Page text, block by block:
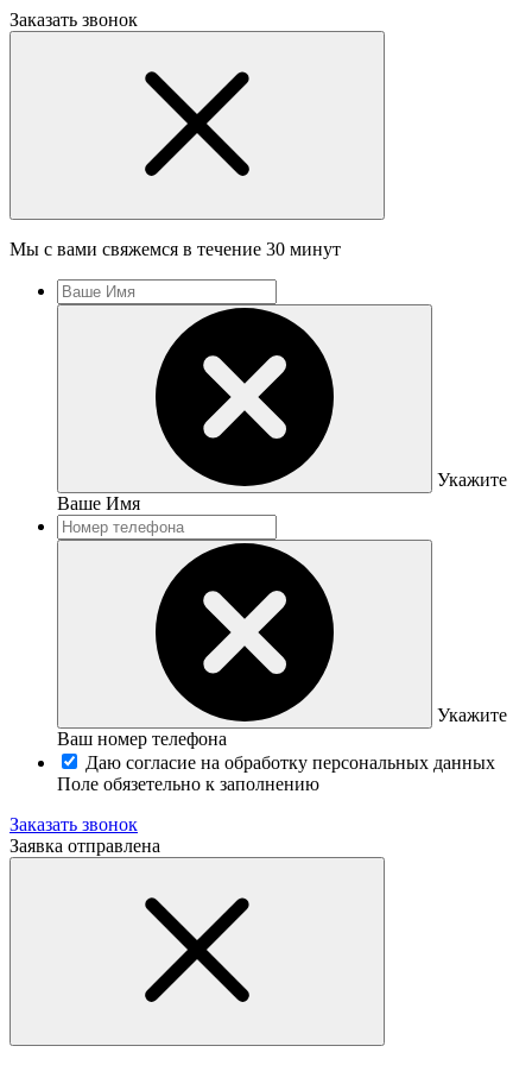
Заказать звонок
Мы с вами свяжемся в течение 30 минут
Укажите
Ваше Имя
Укажите
Ваш номер телефона
Даю согласие на обработку персональных данных
Поле обязетельно к заполнению
Заказать звонок
Заявка отправлена